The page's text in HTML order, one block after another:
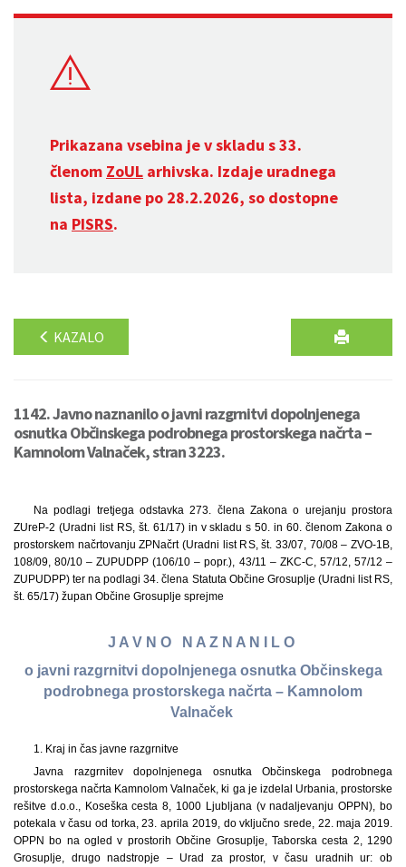
Prikazana vsebina je v skladu s 33.
členom ZoUL arhivska. Izdaje uradnega
lista, izdane po 28.2.2026, so dostopne
na PISRS.
KAZALO
1142. Javno naznanilo o javni razgrnitvi dopolnjenega
osnutka Občinskega podrobnega prostorskega načrta –
Kamnolom Valnaček, stran 3223.
Na podlagi tretjega odstavka 273. člena Zakona o urejanju prostora
ZUreP-2 (Uradni list RS, št. 61/17) in v skladu s 50. in 60. členom Zakona o
prostorskem načrtovanju ZPNačrt (Uradni list RS, št. 33/07, 70/08 – ZVO-1B,
108/09, 80/10 – ZUPUDPP (106/10 – popr.), 43/11 – ZKC-C, 57/12, 57/12 –
ZUPUDPP) ter na podlagi 34. člena Statuta Občine Grosuplje (Uradni list RS,
št. 65/17) župan Občine Grosuplje sprejme
J A V N O N A Z N A N I L O
o javni razgrnitvi dopolnjenega osnutka Občinskega
podrobnega prostorskega načrta – Kamnolom
Valnaček
1. Kraj in čas javne razgrnitve
Javna razgrnitev dopolnjenega osnutka Občinskega podrobnega
prostorskega načrta Kamnolom Valnaček, ki ga je izdelal Urbania, prostorske
rešitve d.o.o., Koseška cesta 8, 1000 Ljubljana (v nadaljevanju OPPN), bo
potekala v času od torka, 23. aprila 2019, do vključno srede, 22. maja 2019.
OPPN bo na ogled v prostorih Občine Grosuplje, Taborska cesta 2, 1290
Grosuplje, drugo nadstropje – Urad za prostor, v času uradnih ur: ob